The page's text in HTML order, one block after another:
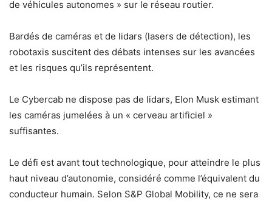
de véhicules autonomes » sur le réseau routier.
Bardés de caméras et de lidars (lasers de détection), les
robotaxis suscitent des débats intenses sur les avancées
et les risques qu’ils représentent.
Le Cybercab ne dispose pas de lidars, Elon Musk estimant
les caméras jumelées à un « cerveau artificiel »
suffisantes.
Le défi est avant tout technologique, pour atteindre le plus
haut niveau d’autonomie, considéré comme l’équivalent du
conducteur humain. Selon S&P Global Mobility, ce ne sera